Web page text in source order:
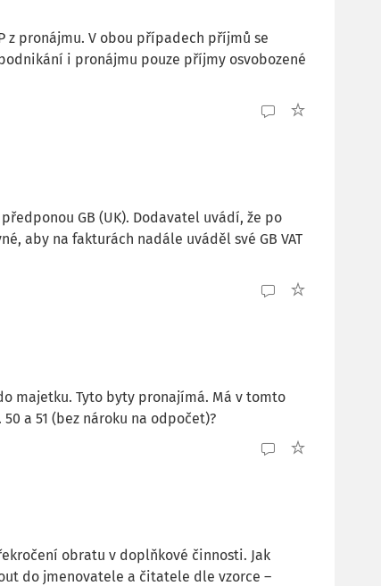
z pronájmu. V obou případech příjmů se
i pronájmu pouze příjmy osvobozené
GB (UK). Dodavatel uvádí, že po
aby na fakturách nadále uváděl své GB VAT
majetku. Tyto byty pronajímá. Má v tomto
a 51 (bez nároku na odpočet)?
obratu v doplňkové činnosti. Jak
do jmenovatele a čitatele dle vzorce –